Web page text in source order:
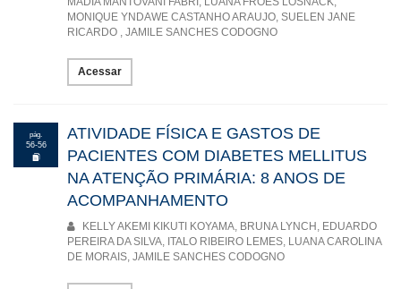
MONIQUE YNDAWE CASTANHO ARAUJO, SUELEN JANE
RICARDO , JAMILE SANCHES CODOGNO
Acessar
pág.
56-56
ATIVIDADE FÍSICA E GASTOS DE
PACIENTES COM DIABETES MELLITUS
NA ATENÇÃO PRIMÁRIA: 8 ANOS DE
ACOMPANHAMENTO
KELLY AKEMI KIKUTI KOYAMA, BRUNA LYNCH, EDUARDO
PEREIRA DA SILVA, ITALO RIBEIRO LEMES, LUANA CAROLINA
DE MORAIS, JAMILE SANCHES CODOGNO